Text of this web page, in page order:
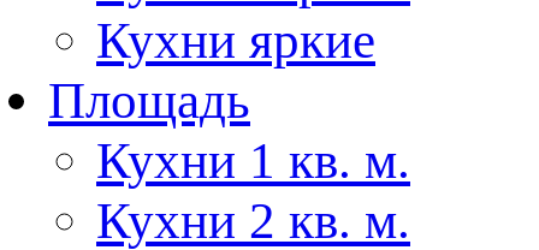
Кухни яркие
Площадь
Кухни 1 кв. м.
Кухни 2 кв. м.